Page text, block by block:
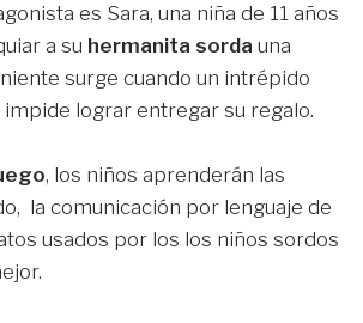
es Sara, una niña de 11 años
a su hermanita sorda una
surge cuando un intrépido
lograr entregar su regalo.
, los niños aprenderán las
la comunicación por lenguaje de
usados por los los niños sordos